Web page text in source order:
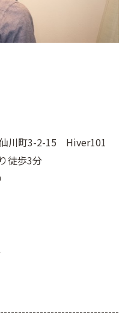
3-2-15 Hiver101
徒歩3分